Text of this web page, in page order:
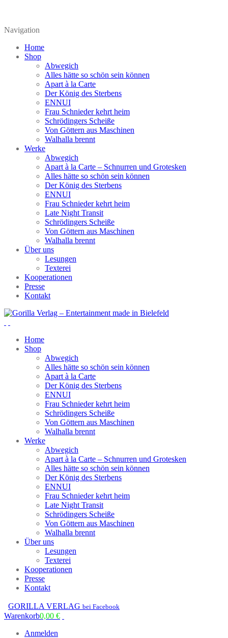
Navigation
Home
Shop
Abwegich
Alles hätte so schön sein können
Apart à la Carte
Der König des Sterbens
ENNUI
Frau Schnieder kehrt heim
Schrödingers Scheiße
Von Göttern aus Maschinen
Walhalla brennt
Werke
Abwegich
Apart à la Carte – Schnurren und Grotesken
Alles hätte so schön sein können
Der König des Sterbens
ENNUI
Frau Schnieder kehrt heim
Late Night Transit
Schrödingers Scheiße
Von Göttern aus Maschinen
Walhalla brennt
Über uns
Lesungen
Texterei
Kooperationen
Presse
Kontakt
Home
Shop
Abwegich
Alles hätte so schön sein können
Apart à la Carte
Der König des Sterbens
ENNUI
Frau Schnieder kehrt heim
Schrödingers Scheiße
Von Göttern aus Maschinen
Walhalla brennt
Werke
Abwegich
Apart à la Carte – Schnurren und Grotesken
Alles hätte so schön sein können
Der König des Sterbens
ENNUI
Frau Schnieder kehrt heim
Late Night Transit
Schrödingers Scheiße
Von Göttern aus Maschinen
Walhalla brennt
Über uns
Lesungen
Texterei
Kooperationen
Presse
Kontakt
GORILLA VERLAG bei Facebook
Warenkorb0,00 €
Anmelden